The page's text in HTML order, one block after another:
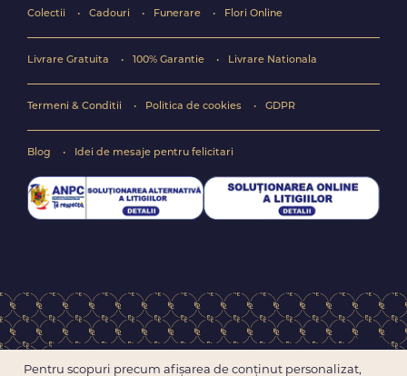
Colectii Cadouri Funerare Flori Online
Livrare Gratuita 100% Garantie Livrare Nationala
Termeni & Conditii Politica de cookies GDPR
Blog Idei de mesaje pentru felicitari
Pentru scopuri precum afișarea de conținut personalizat,